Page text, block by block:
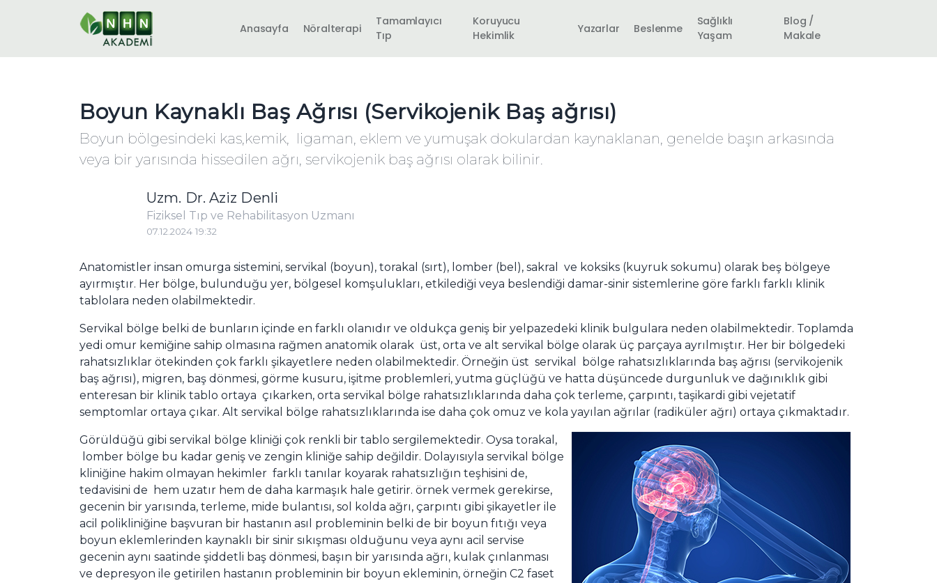
Anasayfa Nöralterapi
Tamamlayıcı
Tıp
Koruyucu
Hekimlik
Yazarlar Beslenme
Sağlıklı
Yaşam
Blog /
Makale
Boyun Kaynaklı Baş Ağrısı (Servikojenik Baş ağrısı)
Boyun bölgesindeki kas,kemik, ligaman, eklem ve yumuşak dokulardan kaynaklanan, genelde başın arkasında
veya bir yarısında hissedilen ağrı, servikojenik baş ağrısı olarak bilinir.
Uzm. Dr. Aziz Denli
Fiziksel Tıp ve Rehabilitasyon Uzmanı
07.12.2024 19:32
Anatomistler insan omurga sistemini, servikal (boyun), torakal (sırt), lomber (bel), sakral ve koksiks (kuyruk sokumu) olarak beş bölgeye
ayırmıştır. Her bölge, bulunduğu yer, bölgesel komşulukları, etkilediği veya beslendiği damar-sinir sistemlerine göre farklı farklı klinik
tablolara neden olabilmektedir.
Servikal bölge belki de bunların içinde en farklı olanıdır ve oldukça geniş bir yelpazedeki klinik bulgulara neden olabilmektedir. Toplamda
yedi omur kemiğine sahip olmasına rağmen anatomik olarak üst, orta ve alt servikal bölge olarak üç parçaya ayrılmıştır. Her bir bölgedeki
rahatsızlıklar ötekinden çok farklı şikayetlere neden olabilmektedir. Örneğin üst servikal bölge rahatsızlıklarında baş ağrısı (servikojenik
baş ağrısı), migren, baş dönmesi, görme kusuru, işitme problemleri, yutma güçlüğü ve hatta düşüncede durgunluk ve dağınıklık gibi
enteresan bir klinik tablo ortaya çıkarken, orta servikal bölge rahatsızlıklarında daha çok terleme, çarpıntı, taşikardi gibi vejetatif
semptomlar ortaya çıkar. Alt servikal bölge rahatsızlıklarında ise daha çok omuz ve kola yayılan ağrılar (radiküler ağrı) ortaya çıkmaktadır.
Görüldüğü gibi servikal bölge kliniği çok renkli bir tablo sergilemektedir. Oysa torakal,
lomber bölge bu kadar geniş ve zengin kliniğe sahip değildir. Dolayısıyla servikal bölge
kliniğine hakim olmayan hekimler farklı tanılar koyarak rahatsızlığın teşhisini de,
tedavisini de hem uzatır hem de daha karmaşık hale getirir. örnek vermek gerekirse,
gecenin bir yarısında, terleme, mide bulantısı, sol kolda ağrı, çarpıntı gibi şikayetler ile
acil polikliniğine başvuran bir hastanın asıl probleminin belki de bir boyun fıtığı veya
boyun eklemlerinden kaynaklı bir sinir sıkışması olduğunu veya aynı acil servise
gecenin aynı saatinde şiddetli baş dönmesi, başın bir yarısında ağrı, kulak çınlanması
ve depresyon ile getirilen hastanın probleminin bir boyun ekleminin, örneğin C2 faset